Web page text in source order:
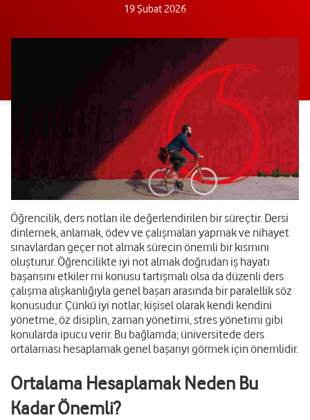
19 Şubat 2026
Öğrencilik, ders notları ile değerlendirilen bir süreçtir. Dersi
dinlemek, anlamak, ödev ve çalışmaları yapmak ve nihayet
sınavlardan geçer not almak sürecin önemli bir kısmını
oluşturur. Öğrencilikte iyi not almak doğrudan iş hayatı
başarısını etkiler mi konusu tartışmalı olsa da düzenli ders
çalışma alışkanlığıyla genel başarı arasında bir paralellik söz
konusudur. Çünkü iyi notlar; kişisel olarak kendi kendini
yönetme, öz disiplin, zaman yönetimi, stres yönetimi gibi
konularda ipucu verir. Bu bağlamda; üniversitede ders
ortalaması hesaplamak genel başarıyı görmek için önemlidir.
Ortalama Hesaplamak Neden Bu
Kadar Önemli?